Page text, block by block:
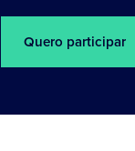
Quero participar